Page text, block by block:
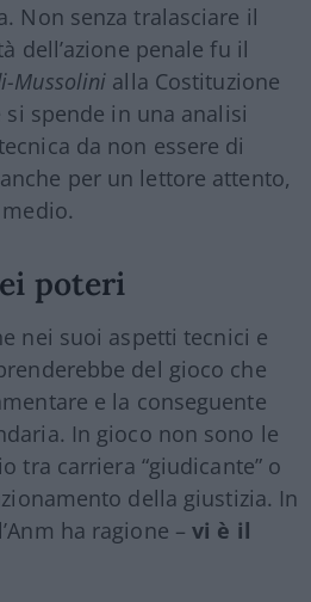
Non senza tralasciare il
dell’azione penale fu il
Mussolini alla Costituzione
spende in una analisi
da non essere di
per un lettore attento,
poteri
nei suoi aspetti tecnici e
del gioco che
e la conseguente
In gioco non sono le
tra carriera “giudicante” o
della giustizia. In
ha ragione –vi è il